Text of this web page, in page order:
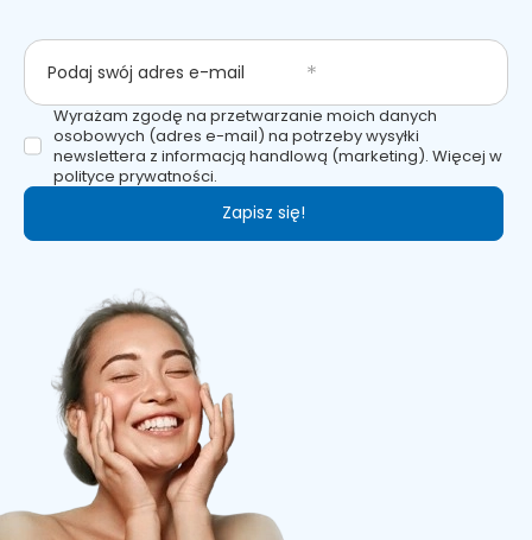
Podaj swój adres e-mail
Wyrażam zgodę na przetwarzanie moich danych
osobowych (adres e-mail) na potrzeby wysyłki
newslettera z informacją handlową (marketing). Więcej w
polityce prywatności.
Zapisz się!